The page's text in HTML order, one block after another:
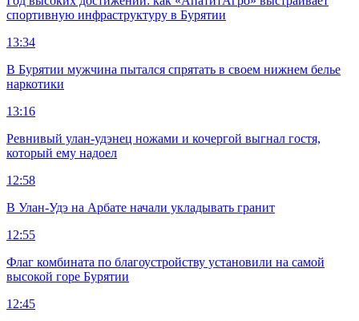
спортивную инфраструктуру в Бурятии
13:34
В Бурятии мужчина пытался спрятать в своем нижнем белье
наркотики
13:16
Ревнивый улан-удэнец ножами и кочергой выгнал гостя,
который ему надоел
12:58
В Улан-Удэ на Арбате начали укладывать гранит
12:55
Флаг комбината по благоустройству установили на самой
высокой горе Бурятии
12:45